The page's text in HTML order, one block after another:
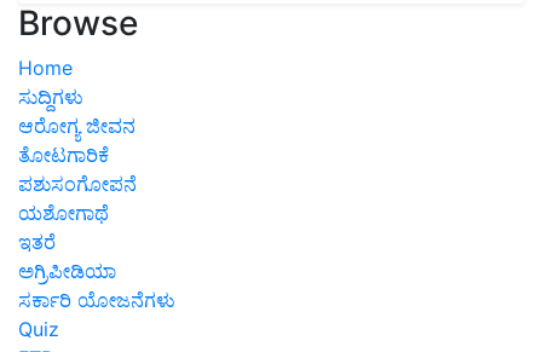
Browse
Home
ಸುದ್ದಿಗಳು
ಆರೋಗ್ಯ ಜೀವನ
ತೋಟಗಾರಿಕೆ
ಪಶುಸಂಗೋಪನೆ
ಯಶೋಗಾಥೆ
ಇತರೆ
ಅಗ್ರಿಪೀಡಿಯಾ
ಸರ್ಕಾರಿ ಯೋಜನೆಗಳು
Quiz